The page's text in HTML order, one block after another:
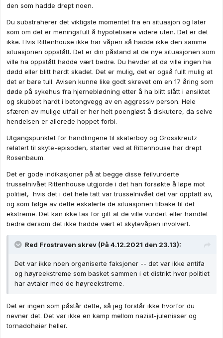
den som hadde drept noen.
Du substraherer det viktigste momentet fra en situasjon og later
som om det er meningsfult å hypotetisere videre uten. Det er det
ikke. Hvis Rittenhouse ikke har våpen så hadde ikke den samme
situasjonen oppstått. Det er din påstand at de nye situasjonen som
ville ha oppstått hadde vært bedre. Du hevder at da ville ingen ha
dødd eller blitt hardt skadet. Det er mulig, det er også fullt mulig at
det er bare tull. Avisen kunne like godt skrevet om en 17 åring som
døde på sykehus fra hjerneblødning etter å ha blitt slått i ansiktet
og skubbet hardt i betongvegg av en aggressiv person. Hele
sfæren av mulige utfall er her helt poengløst å diskutere, da selve
hendelsen er allerede hoppet forbi.
Utgangspunktet for handlingene til skaterboy og Grosskreutz
relatert til skyte-episoden, starter ved at Rittenhouse har drept
Rosenbaum.
Det er gode indikasjoner på at begge disse feilvurderte
trusselnivået Rittenhouse utgjorde i det han forsøkte å løpe mot
politiet, hvis det i det hele tatt var trusselnivået det var opptatt av,
og som følge av dette eskalerte de situasjonen tilbake til det
ekstreme. Det kan ikke tas for gitt at de ville vurdert eller handlet
bedre dersom det ikke hadde vært et skytevåpen involvert.
Red Frostraven skrev (På 4.12.2021 den 23.13):
Det var ikke noen organiserte faksjoner -- det var ikke antifa
og høyreekstreme som basket sammen i et distrikt hvor politiet
har avtaler med de høyreekstreme.
Det er ingen som påstår dette, så jeg forstår ikke hvorfor du
nevner det. Det var ikke en kamp mellom nazist-julenisser og
tornadohaier heller.